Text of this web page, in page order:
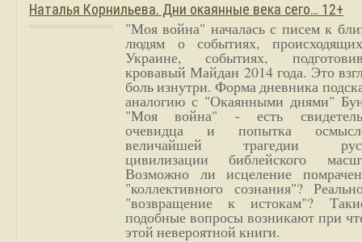
Наталья Корнильева. Дни окаянные века сего… 12+
"Моя война" началась с писем к
людям о событиях,
Украине, событиях,
кровавый Майдан 2014 года. Это
боль изнутри. Форма дневника
аналогию с "Окаянными днями"
"Моя война" - есть
очевидца и попытка
величайшей трагедии
цивилизации библейского
Возможно ли исцеление
"коллективного сознания"?
"возвращение к истокам"?
подобные вопросы возникают при
этой невероятной книги.